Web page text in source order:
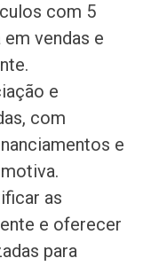
com 5
vendas e
e
com
e
as
e oferecer
para